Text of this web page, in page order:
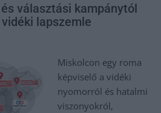
választási kampánytól
lapszemle
Miskolcon egy roma
képviselő a vidéki
nyomorról és hatalmi
viszonyokról,